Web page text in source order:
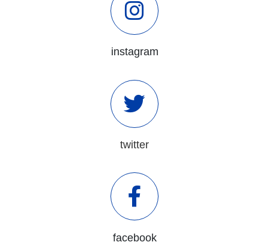
instagram
twitter
facebook